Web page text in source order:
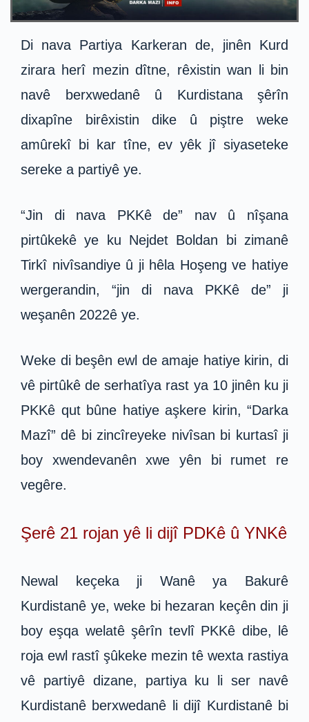
Di nava Partiya Karkeran de, jinên Kurd
zirara herî mezin dîtne, rêxistin wan li bin
navê berxwedanê û Kurdistana şêrîn
dixapîne birêxistin dike û piştre weke
amûrekî bi kar tîne, ev yêk jî siyaseteke
sereke a partiyê ye.
“Jin di nava PKKê de” nav û nîşana
pirtûkekê ye ku Nejdet Boldan bi zimanê
Tirkî nivîsandiye û ji hêla Hoşeng ve hatiye
wergerandin, “jin di nava PKKê de” ji
weşanên 2022ê ye.
Weke di beşên ewl de amaje hatiye kirin, di
vê pirtûkê de serhatîya rast ya 10 jinên ku ji
PKKê qut bûne hatiye aşkere kirin, “Darka
Mazî” dê bi zincîreyeke nivîsan bi kurtasî ji
boy xwendevanên xwe yên bi rumet re
vegêre.
Şerê 21 rojan yê li dijî PDKê û YNKê
Newal keçeka ji Wanê ya Bakurê
Kurdistanê ye, weke bi hezaran keçên din ji
boy eşqa welatê şêrîn tevlî PKKê dibe, lê
roja ewl rastî şûkeke mezin tê wexta rastiya
vê partiyê dizane, partiya ku li ser navê
Kurdistanê berxwedanê li dijî Kurdistanê bi